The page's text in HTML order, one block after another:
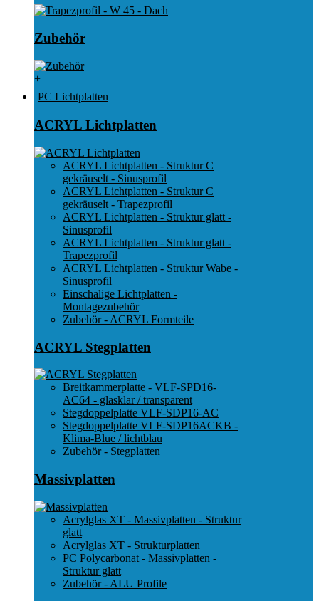
Zubehör
+
PC Lichtplatten
ACRYL Lichtplatten
ACRYL Lichtplatten - Struktur C
gekräuselt - Sinusprofil
ACRYL Lichtplatten - Struktur C
gekräuselt - Trapezprofil
ACRYL Lichtplatten - Struktur glatt -
Sinusprofil
ACRYL Lichtplatten - Struktur glatt -
Trapezprofil
ACRYL Lichtplatten - Struktur Wabe -
Sinusprofil
Einschalige Lichtplatten -
Montagezubehör
Zubehör - ACRYL Formteile
ACRYL Stegplatten
Breitkammerplatte - VLF-SPD16-
AC64 - glasklar / transparent
Stegdoppelplatte VLF-SDP16-AC
Stegdoppelplatte VLF-SDP16ACKB -
Klima-Blue / lichtblau
Zubehör - Stegplatten
Massivplatten
Acrylglas XT - Massivplatten - Struktur
glatt
Acrylglas XT - Strukturplatten
PC Polycarbonat - Massivplatten -
Struktur glatt
Zubehör - ALU Profile